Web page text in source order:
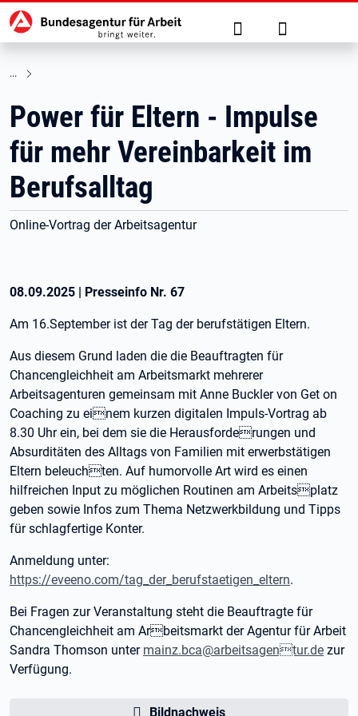
zu den Hauptinhalten springen
Hauptnavigation Suche Anmelden
Power für Eltern - Impulse
für mehr Vereinbarkeit im
Berufsalltag
Online-Vortrag der Arbeitsagentur
08.09.2025 | Presseinfo Nr. 67
Am 16.September ist der Tag der berufstätigen Eltern.
Aus diesem Grund laden die die Beauftragten für
Chancengleichheit am Arbeitsmarkt mehrerer
Arbeitsagenturen gemeinsam mit Anne Buckler von Get on
Coaching zu einem kurzen digitalen Impuls-Vortrag ab
8.30 Uhr ein, bei dem sie die Herausforderungen und
Absurditäten des Alltags von Familien mit erwerbstätigen
Eltern beleuchten. Auf humorvolle Art wird es einen
hilfreichen Input zu möglichen Routinen am Arbeitsplatz
geben sowie Infos zum Thema Netzwerkbildung und Tipps
für schlagfertige Konter.
Anmeldung unter:
https://eveeno.com/tag_der_berufstaetigen_eltern.
Bei Fragen zur Veranstaltung steht die Beauftragte für
Chancengleichheit am Arbeitsmarkt der Agentur für Arbeit
Sandra Thomson unter mainz.bca@arbeitsagentur.de zur
Verfügung.
Bildnachweis